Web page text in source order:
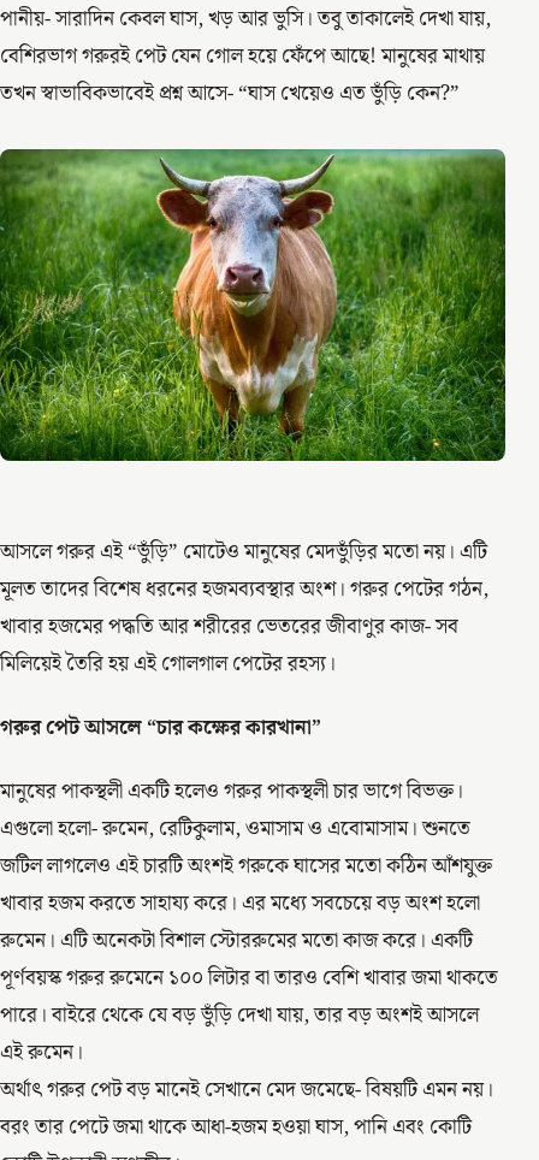
পানীয়- সারাদিন কেবল ঘাস, খড় আর ভুসি। তবু তাকালেই দেখা যায়,
বেশিরভাগ গরুরই পেট যেন গোল হয়ে ফেঁপে আছে! মানুষের মাথায়
তখন স্বাভাবিকভাবেই প্রশ্ন আসে- “ঘাস খেয়েও এত ভুঁড়ি কেন?”
আসলে গরুর এই “ভুঁড়ি” মোটেও মানুষের মেদভুঁড়ির মতো নয়। এটি
মূলত তাদের বিশেষ ধরনের হজমব্যবস্থার অংশ। গরুর পেটের গঠন,
খাবার হজমের পদ্ধতি আর শরীরের ভেতরের জীবাণুর কাজ- সব
মিলিয়েই তৈরি হয় এই গোলগাল পেটের রহস্য।
গরুর পেট আসলে “চার কক্ষের কারখানা”
মানুষের পাকস্থলী একটি হলেও গরুর পাকস্থলী চার ভাগে বিভক্ত।
এগুলো হলো- রুমেন, রেটিকুলাম, ওমাসাম ও এবোমাসাম। শুনতে
জটিল লাগলেও এই চারটি অংশই গরুকে ঘাসের মতো কঠিন আঁশযুক্ত
খাবার হজম করতে সাহায্য করে। এর মধ্যে সবচেয়ে বড় অংশ হলো
রুমেন। এটি অনেকটা বিশাল স্টোররুমের মতো কাজ করে। একটি
পূর্ণবয়স্ক গরুর রুমেনে ১০০ লিটার বা তারও বেশি খাবার জমা থাকতে
পারে। বাইরে থেকে যে বড় ভুঁড়ি দেখা যায়, তার বড় অংশই আসলে
এই রুমেন।
অর্থাৎ গরুর পেট বড় মানেই সেখানে মেদ জমেছে- বিষয়টি এমন নয়।
বরং তার পেটে জমা থাকে আধা-হজম হওয়া ঘাস, পানি এবং কোটি